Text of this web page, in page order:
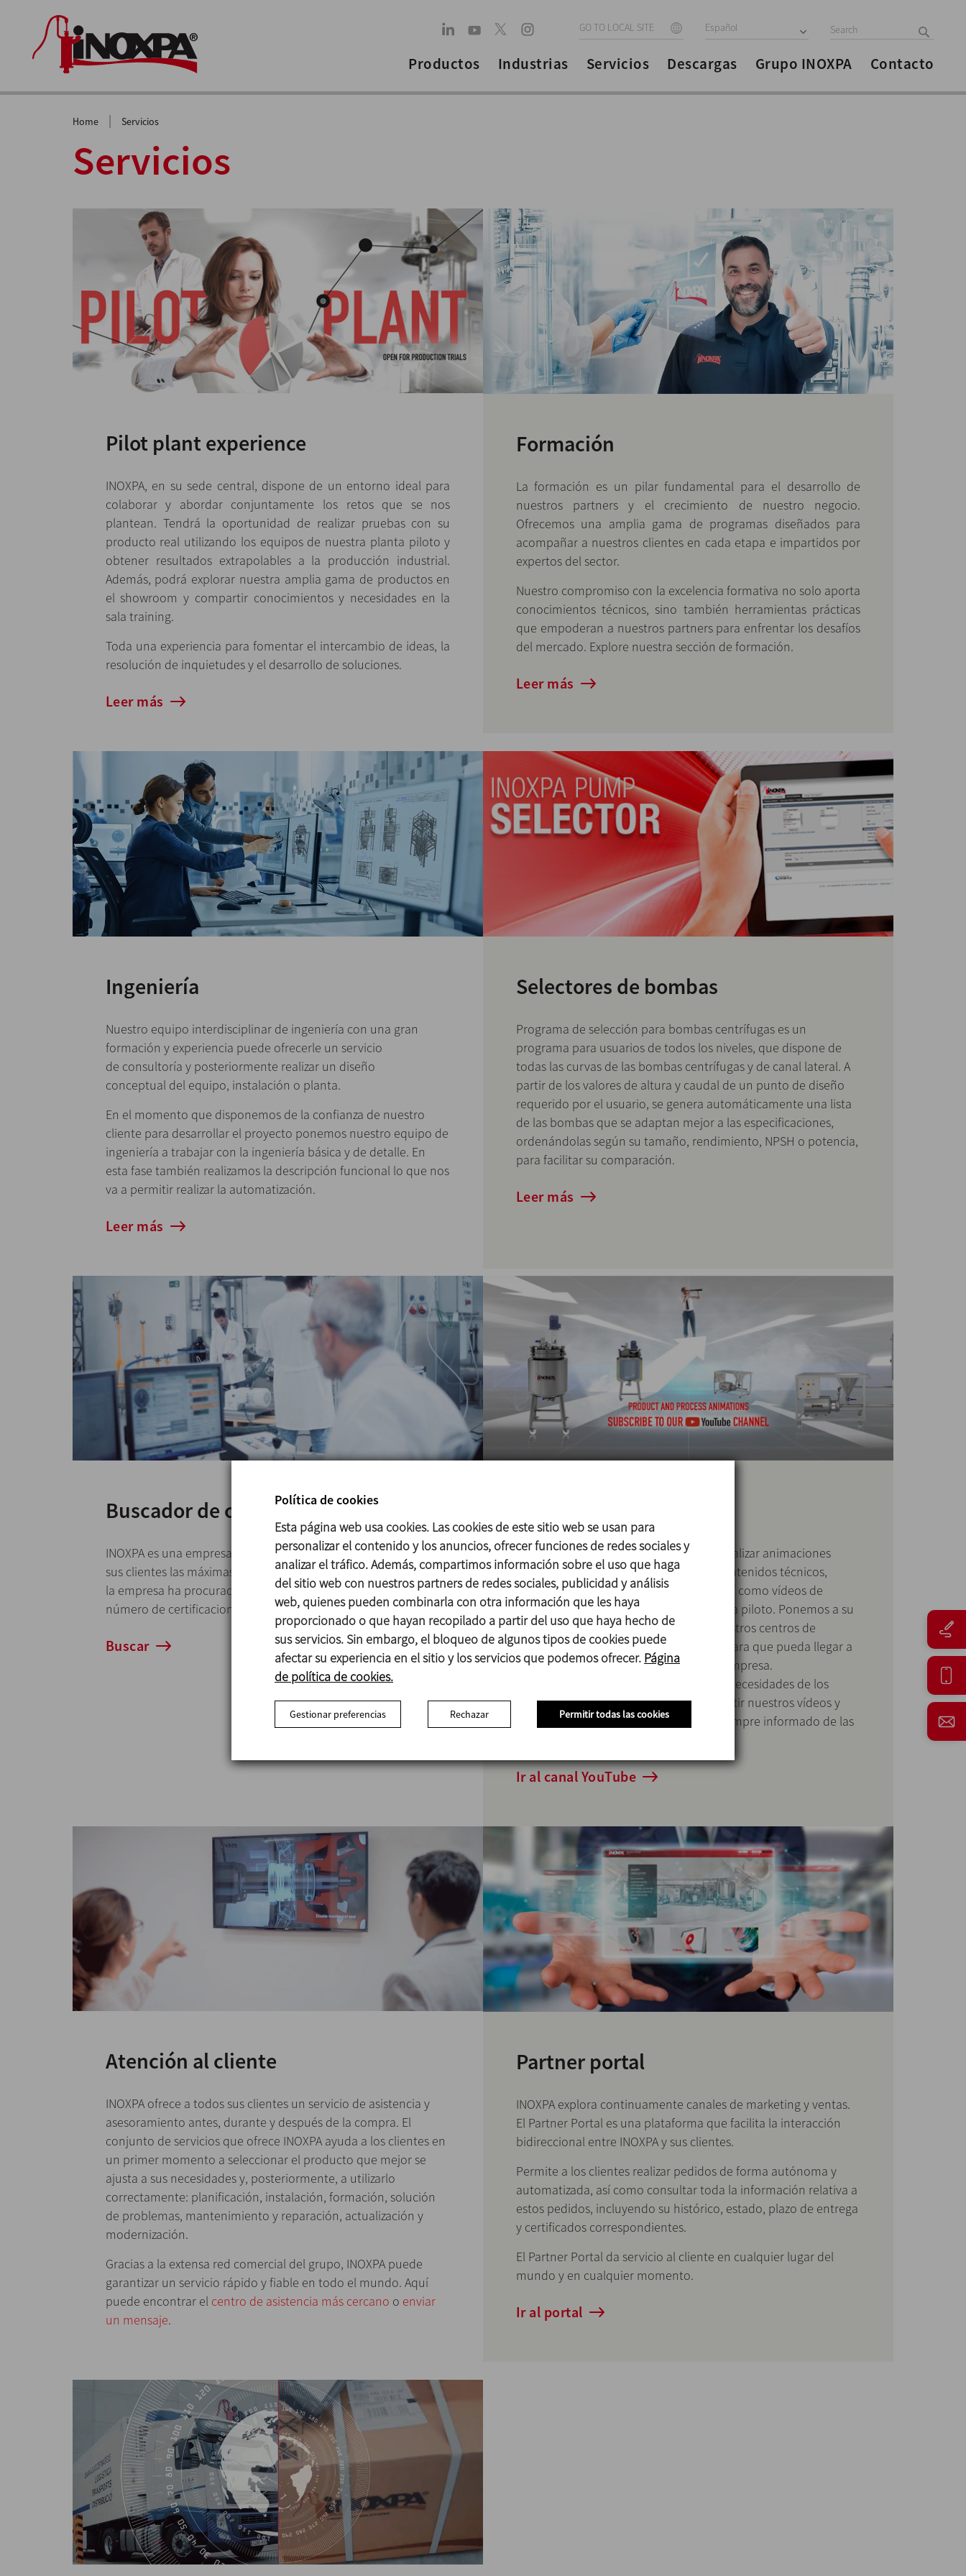
GO TO LOCAL SITE Español
Productos Industrias Servicios Descargas Grupo INOXPA Contacto
Home | Servicios
Servicios
Pilot plant experience
INOXPA, en su sede central, dispone de un entorno ideal para
colaborar y abordar conjuntamente los retos que se nos
plantean. Tendrá la oportunidad de realizar pruebas con su
producto real utilizando los equipos de nuestra planta piloto y
obtener resultados extrapolables a la producción industrial.
Además, podrá explorar nuestra amplia gama de productos en
el showroom y compartir conocimientos y necesidades en la
sala training.
Toda una experiencia para fomentar el intercambio de ideas, la
resolución de inquietudes y el desarrollo de soluciones.
Leer más
Formación
La formación es un pilar fundamental para el desarrollo de
nuestros partners y el crecimiento de nuestro negocio.
Ofrecemos una amplia gama de programas diseñados para
acompañar a nuestros clientes en cada etapa e impartidos por
expertos del sector.
Nuestro compromiso con la excelencia formativa no solo aporta
conocimientos técnicos, sino también herramientas prácticas
que empoderan a nuestros partners para enfrentar los desafíos
del mercado. Explore nuestra sección de formación.
Leer más
Ingeniería
Nuestro equipo interdisciplinar de ingeniería con una gran
formación y experiencia puede ofrecerle un servicio
de consultoría y posteriormente realizar un diseño
conceptual del equipo, instalación o planta.
En el momento que disponemos de la confianza de nuestro
cliente para desarrollar el proyecto ponemos nuestro equipo de
ingeniería a trabajar con la ingeniería básica y de detalle. En
esta fase también realizamos la descripción funcional lo que nos
va a permitir realizar la automatización.
Leer más
Selectores de bombas
Programa de selección para bombas centrífugas es un
programa para usuarios de todos los niveles, que dispone de
todas las curvas de las bombas centrífugas y de canal lateral. A
partir de los valores de altura y caudal de un punto de diseño
requerido por el usuario, se genera automáticamente una lista
de las bombas que se adaptan mejor a las especificaciones,
ordenándolas según su tamaño, rendimiento, NPSH o potencia,
para facilitar su comparación.
Leer más
Buscador de certificados
INOXPA es una empresa que da una vital importancia a ofrecer a
sus clientes las máximas garantías de confianza. Por este motivo
la empresa ha procurado desde siempre conseguir el mayor
número de certificaciones para sus productos.
Buscar
En nuestro canal de YouTube puede visualizar animaciones
sobre diferentes gamas de producto, contenidos técnicos,
exposición de aplicaciones y procesos así como vídeos de
mantenimiento y de pruebas en la Planta piloto. Ponemos a su
disposición clips corporativos sobre nuestros centros de
ingeniería, centros productivos y ferias para que pueda llegar a
conocer nuestros productos y nuestra empresa.
Adaptamos el contenido del canal a las necesidades de los
usuarios, por eso le animamos a compartir nuestros vídeos y
suscribirse a nuestro canal para estar siempre informado de las
Ir al canal YouTube
Atención al cliente
INOXPA ofrece a todos sus clientes un servicio de asistencia y
asesoramiento antes, durante y después de la compra. El
conjunto de servicios que ofrece INOXPA ayuda a los clientes en
un primer momento a seleccionar el producto que mejor se
ajusta a sus necesidades y, posteriormente, a utilizarlo
correctamente: planificación, instalación, formación, solución
de problemas, mantenimiento y reparación, actualización y
modernización.
Gracias a la extensa red comercial del grupo, INOXPA puede
garantizar un servicio rápido y fiable en todo el mundo. Aquí
puede encontrar el centro de asistencia más cercano o enviar
un mensaje.
Partner portal
INOXPA explora continuamente canales de marketing y ventas.
El Partner Portal es una plataforma que facilita la interacción
bidireccional entre INOXPA y sus clientes.
Permite a los clientes realizar pedidos de forma autónoma y
automatizada, así como consultar toda la información relativa a
estos pedidos, incluyendo su histórico, estado, plazo de entrega
y certificados correspondientes.
El Partner Portal da servicio al cliente en cualquier lugar del
mundo y en cualquier momento.
Ir al portal
Política de cookies
Esta página web usa cookies. Las cookies de este sitio web se usan para
personalizar el contenido y los anuncios, ofrecer funciones de redes sociales y
analizar el tráfico. Además, compartimos información sobre el uso que haga
del sitio web con nuestros partners de redes sociales, publicidad y análisis
web, quienes pueden combinarla con otra información que les haya
proporcionado o que hayan recopilado a partir del uso que haya hecho de
sus servicios. Sin embargo, el bloqueo de algunos tipos de cookies puede
afectar su experiencia en el sitio y los servicios que podemos ofrecer. Página
de política de cookies.
Gestionar preferencias Rechazar Permitir todas las cookies